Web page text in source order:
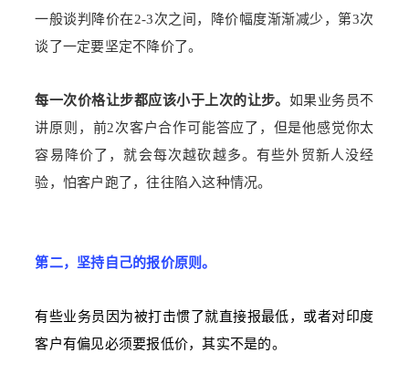
一般谈判降价在2-3次之间，降价幅度渐渐减少，第3次
谈了一定要坚定不降价了。
每一次价格让步都应该小于上次的让步。 如果业务员不
讲原则，前2次客户合作可能答应了，但是他感觉你太
容易降价了，就会每次越砍越多。有些外贸新人没经
验，怕客户跑了，往往陷入这种情况。
第二，坚持自己的报价原则。
有些业务员因为被打击惯了就直接报最低，或者对印度
客户有偏见必须要报低价，其实不是的。